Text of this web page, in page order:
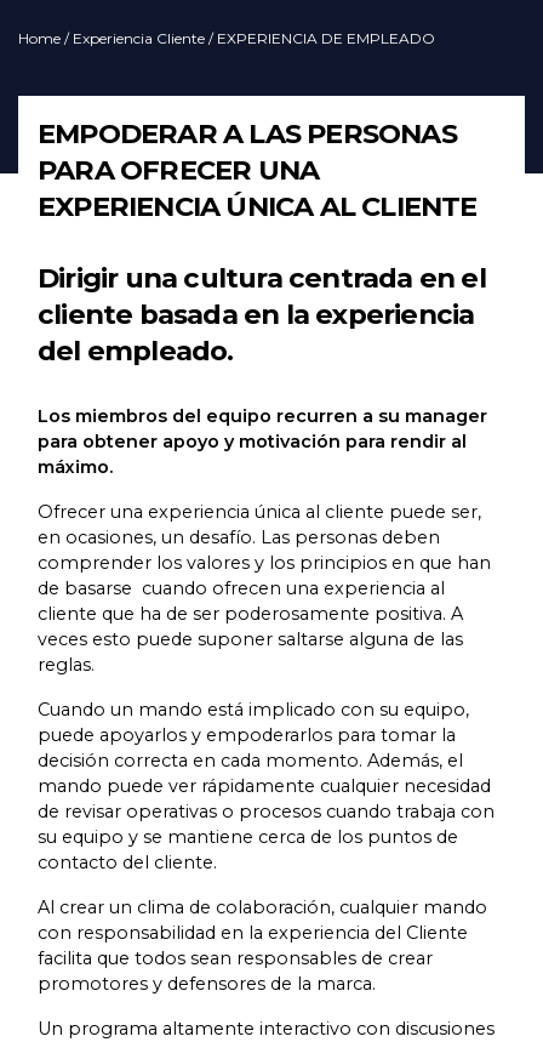
Home / Experiencia Cliente / EXPERIENCIA DE EMPLEADO
EMPODERAR A LAS PERSONAS
PARA OFRECER UNA
EXPERIENCIA ÚNICA AL CLIENTE
Dirigir una cultura centrada en el
cliente basada en la experiencia
del empleado.
Los miembros del equipo recurren a su manager
para obtener apoyo y motivación para rendir al
máximo.
Ofrecer una experiencia única al cliente puede ser,
en ocasiones, un desafío. Las personas deben
comprender los valores y los principios en que han
de basarse cuando ofrecen una experiencia al
cliente que ha de ser poderosamente positiva. A
veces esto puede suponer saltarse alguna de las
reglas.
Cuando un mando está implicado con su equipo,
puede apoyarlos y empoderarlos para tomar la
decisión correcta en cada momento. Además, el
mando puede ver rápidamente cualquier necesidad
de revisar operativas o procesos cuando trabaja con
su equipo y se mantiene cerca de los puntos de
contacto del cliente.
Al crear un clima de colaboración, cualquier mando
con responsabilidad en la experiencia del Cliente
facilita que todos sean responsables de crear
promotores y defensores de la marca.
Un programa altamente interactivo con discusiones